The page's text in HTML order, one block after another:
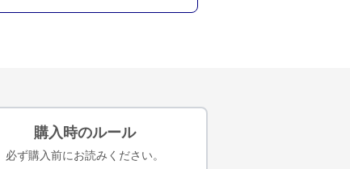
購入時のルール
必ず購入前にお読みください。